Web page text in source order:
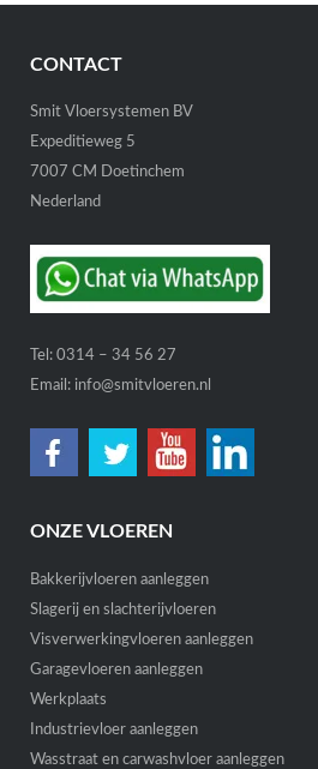
CONTACT
Smit Vloersystemen BV
Expeditieweg 5
7007 CM Doetinchem
Nederland
Tel: 0314 – 34 56 27
Email: info@smitvloeren.nl
ONZE VLOEREN
Bakkerijvloeren aanleggen
Slagerij en slachterijvloeren
Visverwerkingvloeren aanleggen
Garagevloeren aanleggen
Werkplaats
Industrievloer aanleggen
Wasstraat en carwashvloer aanleggen